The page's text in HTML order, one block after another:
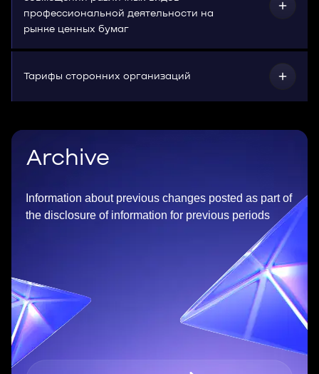
профессиональной деятельности на
рынке ценных бумаг
Тарифы сторонних организаций
Archive
Information about previous changes posted as part of
the disclosure of information for previous periods